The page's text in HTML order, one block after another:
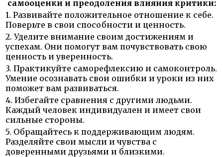
самооценки и преодоления влияния критики:
1. Развивайте положительное отношение к себе.
Поверьте в свои способности и ценность.
2. Уделите внимание своим достижениям и
успехам. Они помогут вам почувствовать свою
ценность и уверенность.
3. Практикуйте саморефлексию и самоконтроль.
Умение осознавать свои ошибки и уроки из них
поможет вам развиваться.
4. Избегайте сравнения с другими людьми.
Каждый человек индивидуален и имеет свои
сильные стороны.
5. Обращайтесь к поддерживающим людям.
Разделяйте свои мысли и чувства с
доверенными друзьями и близкими.